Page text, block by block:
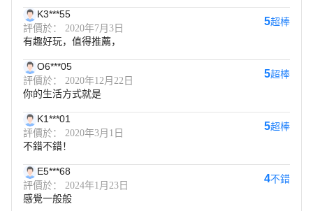
K3***55
評價於： 2020年7月3日
5超棒
有趣好玩，值得推薦，
O6***05
評價於： 2020年12月22日
5超棒
你的生活方式就是
K1***01
評價於： 2020年3月1日
5超棒
不錯不錯！
E5***68
評價於： 2024年1月23日
4不錯
感覺一般般